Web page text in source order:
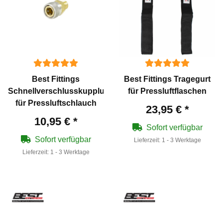
Best Fittings
Schnellverschlusskupplung
für Pressluftschlauch
10,95 € *
Sofort verfügbar
Lieferzeit: 1 - 3 Werktage
Best Fittings Tragegurt
für Pressluftflaschen
23,95 € *
Sofort verfügbar
Lieferzeit: 1 - 3 Werktage